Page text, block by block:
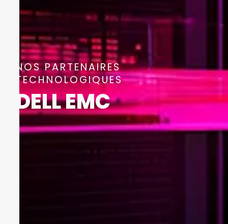
NOS PARTENAIRES
TECHNOLOGIQUES
DELL EMC